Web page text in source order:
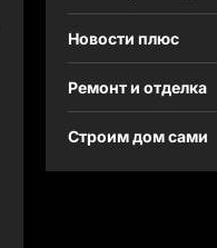
Новости плюс
Ремонт и отделка
Строим дом сами